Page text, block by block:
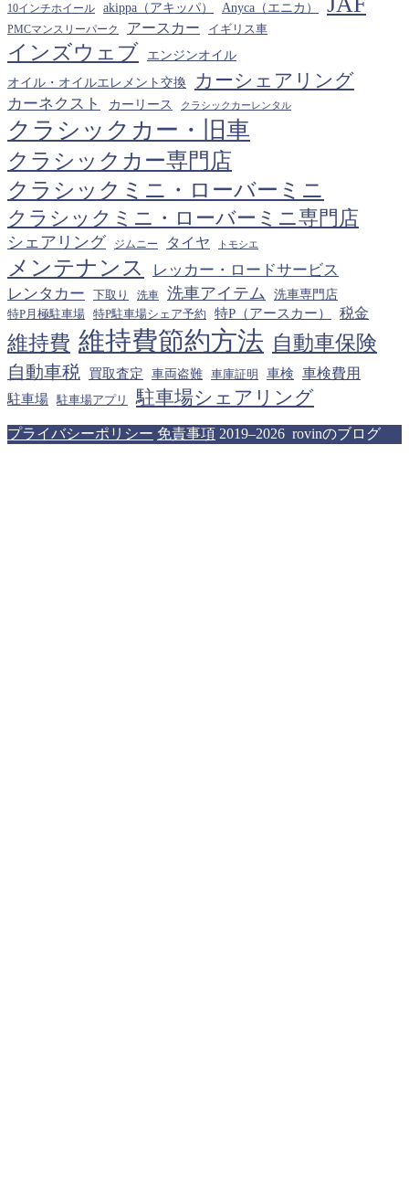
カ
イ
ブ
10インチホイール akippa（アキッパ） Anyca（エニカ）
PMCマンスリーパーク アースカー イギリス車
インズウェブ エンジンオイル
オイル・オイルエレメント交換 カーシェアリング
カーネクスト カーリース クラシックカーレンタル
クラシックカー・旧車
クラシックカー専門店
クラシックミニ・ローバーミニ
クラシックミニ・ローバーミニ専門店
シェアリング ジムニー タイヤ トモシエ
メンテナンス
レッカー・ロードサービス
レンタカー
下取り 洗車 洗車アイテム
洗車専門店
特P月極駐車場
特P駐車場シェア予約 特P（アースカー） 税金
維持費 維持費節約方法 自動車保険
自動車税 買取査定 車両盗難 車庫証明 車検 車検費用
駐車場 駐車場アプリ 駐車場シェアリング
プライバシーポリシー 免責事項 2019–2026 rovinのブログ